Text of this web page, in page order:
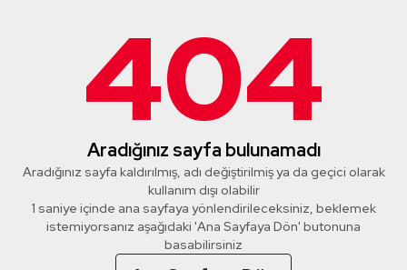
404
Aradığınız sayfa bulunamadı
Aradığınız sayfa kaldırılmış, adı değiştirilmiş ya da geçici olarak
kullanım dışı olabilir
1 saniye içinde ana sayfaya yönlendirileceksiniz, beklemek
istemiyorsanız aşağıdaki 'Ana Sayfaya Dön' butonuna
basabilirsiniz